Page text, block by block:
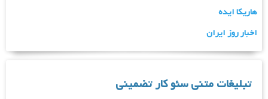
هاریکا ایده
اخبار روز ایران
تبلیغات متنی سئو کار تضمینی